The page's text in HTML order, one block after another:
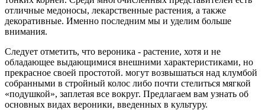
отличные медоносы, лекарственные растения, а также
декоративные. Именно последним мы и уделим больше
внимания.
Следует отметить, что вероника - растение, хотя и не
обладающее выдающимися внешними характеристиками, но
прекрасное своей простотой. могут возвышаться над клумбой
собранными в стройный колос либо почти стелиться мягкой
«подушкой», заплетая все вокруг. Предлагаем вам узнать об
основных видах вероники, введенных в культуру.